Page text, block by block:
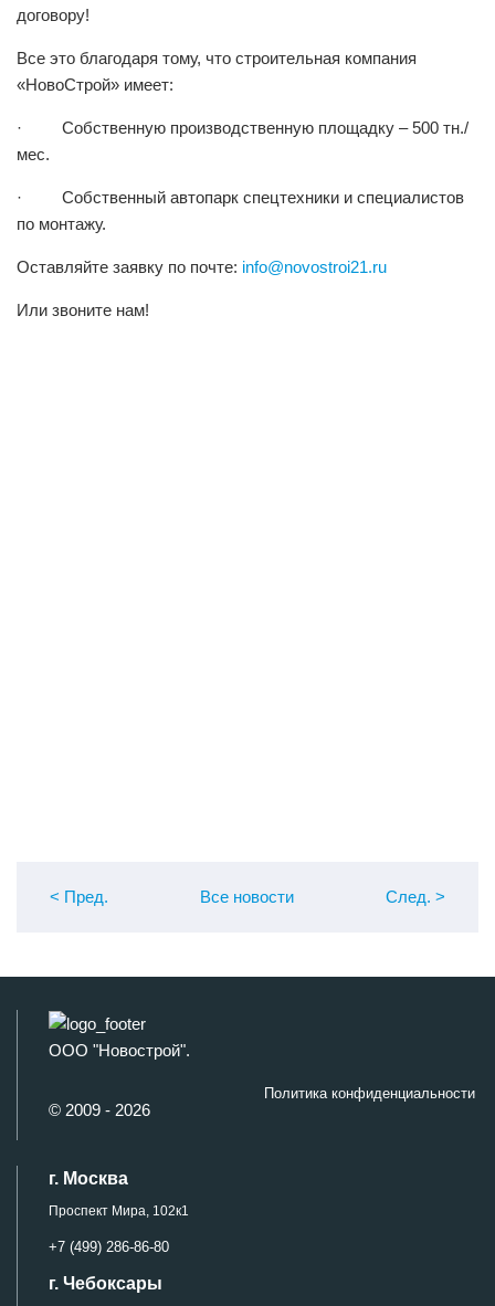
договору!
Все это благодаря тому, что строительная компания
«НовоСтрой» имеет:
· Собственную производственную площадку – 500 тн./
мес.
· Собственный автопарк спецтехники и специалистов
по монтажу.
Оставляйте заявку по почте: info@novostroi21.ru
Или звоните нам!
< Пред. Все новости След. >
ООО "Новострой".
© 2009 - 2026
Политика конфиденциальности
г. Москва
Проспект Мира, 102к1
+7 (499) 286-86-80
г. Чебоксары